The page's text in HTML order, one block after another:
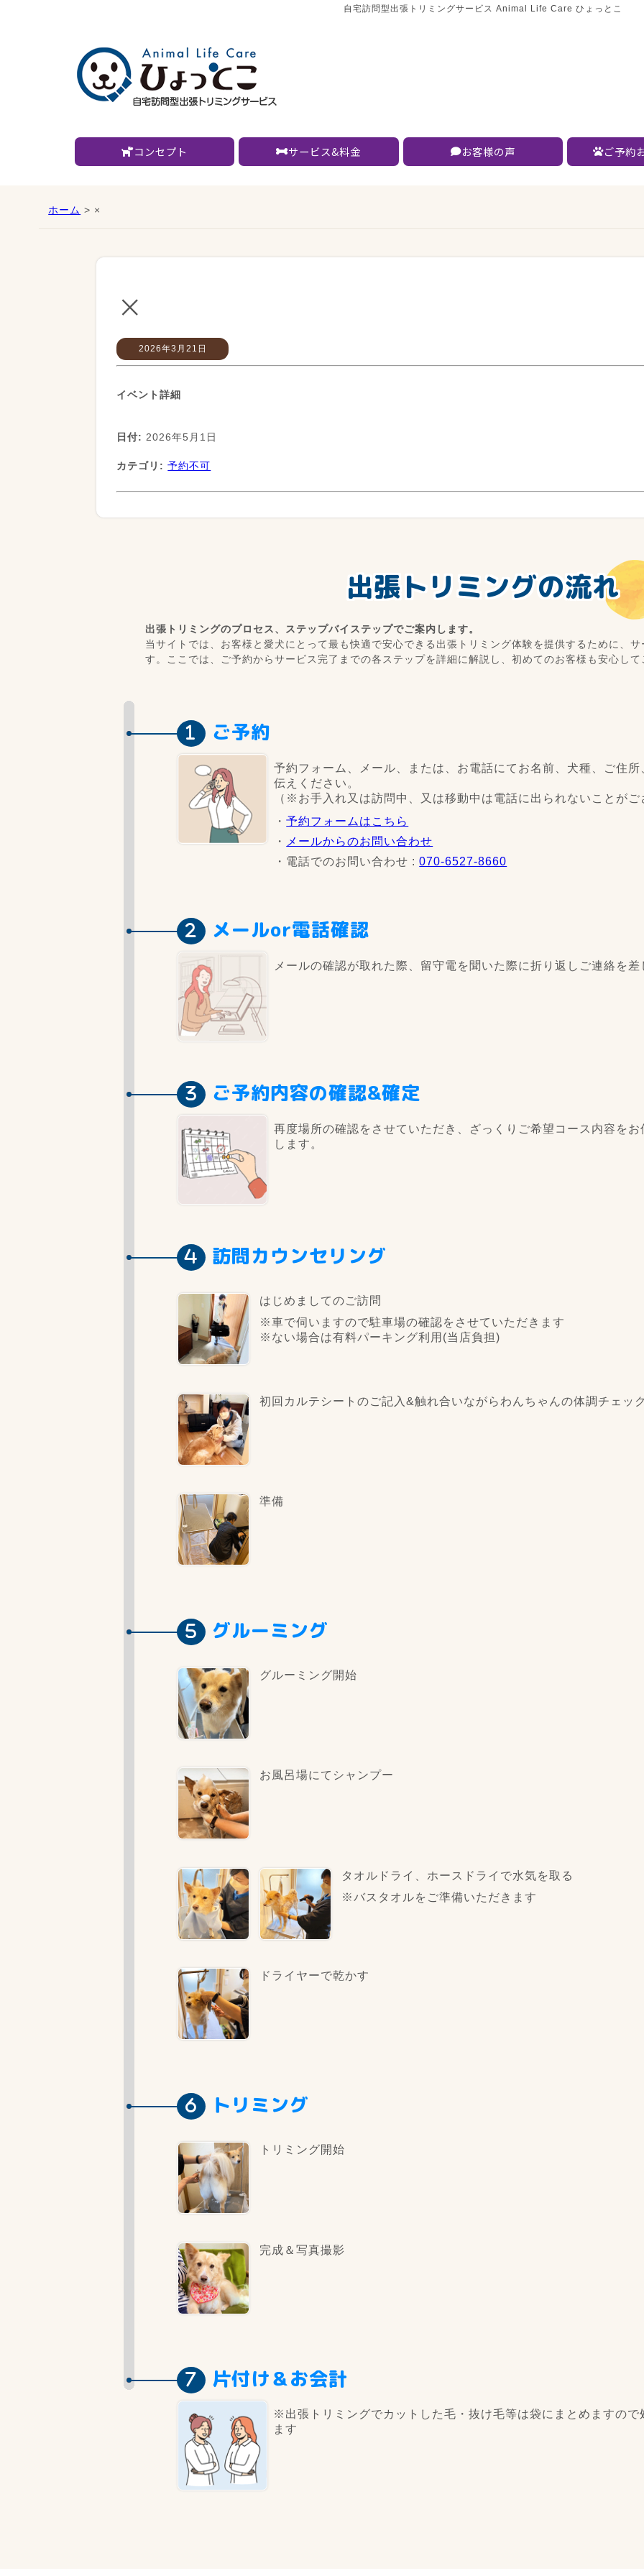
自宅訪問型出張トリミングサービス Animal Life Care ひょっとこ
コンセプト サービス&料金 お客様の声 ご予約
ホーム > ×
×
2026年3月21日
イベント詳細
日付: 2026年5月1日
カテゴリ: 予約不可
出張トリミングの流れ
出張トリミングのプロセス、ステップバイステップでご案内します。
当サイトでは、お客様と愛犬にとって最も快適で安心できる出張トリミング体験を提供するために、
す。ここでは、ご予約からサービス完了までの各ステップを詳細に解説し、初めてのお客様も安心し
ご予約
予約フォーム、メール、または、お電話にてお名前、犬種、ご住
伝えください。
（※お手入れ又は訪問中、又は移動中は電話に出られないことがご
・予約フォームはこちら
・
メールからのお問い合わせ
・電話でのお問い合わせ :070-6527-8660
メールor電話確認
メールの確認が取れた際、留守電を聞いた際に折り返しご連絡を
ご予約内容の確認&確定
再度場所の確認をさせていただき、ざっくりご希望コース内容を
します。
訪問カウンセリング
はじめましてのご訪問
※車で伺いますので駐車場の確認をさせていただきます
※ない場合は有料パーキング利用(当店負担)
初回カルテシートのご記入&触れ合いながらわんちゃんの体調チェッ
準備
グルーミング
グルーミング開始
お風呂場にてシャンプー
タオルドライ、ホースドライで水気を取る
※バスタオルをご準備いただきます
ドライヤーで乾かす
トリミング
トリミング開始
完成＆写真撮影
片付け＆お会計
※出張トリミングでカットした毛・抜け毛等は袋にまとめますので
ます